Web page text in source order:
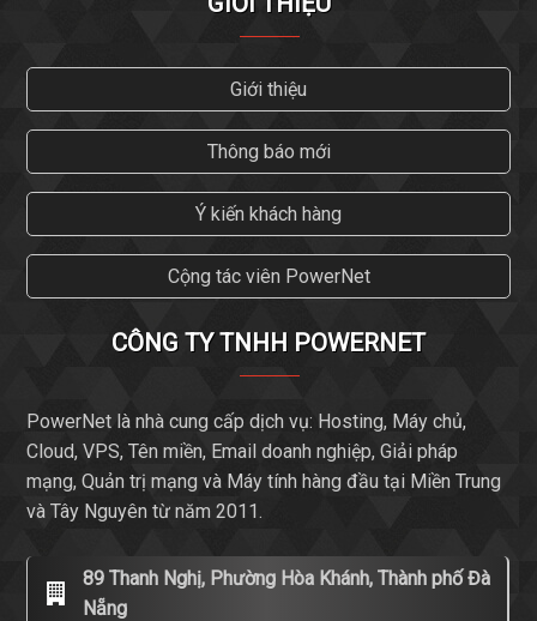
Giới thiệu
Thông báo mới
Ý kiến khách hàng
Cộng tác viên PowerNet
CÔNG TY TNHH POWERNET
PowerNet là nhà cung cấp dịch vụ: Hosting, Máy chủ,
Cloud, VPS, Tên miền, Email doanh nghiệp, Giải pháp
mạng, Quản trị mạng và Máy tính hàng đầu tại Miền Trung
và Tây Nguyên từ năm 2011.
89 Thanh Nghị, Phường Hòa Khánh, Thành phố Đà
Nẵng